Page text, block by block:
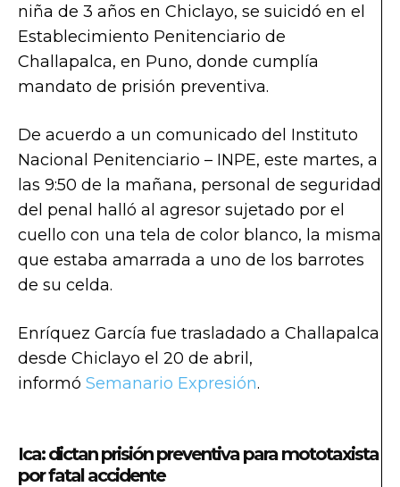
niña de 3 años en Chiclayo, se suicidó en el
Establecimiento Penitenciario de
Challapalca, en Puno, donde cumplía
mandato de prisión preventiva.
De acuerdo a un comunicado del Instituto
Nacional Penitenciario – INPE, este martes, a
las 9:50 de la mañana, personal de seguridad
del penal halló al agresor sujetado por el
cuello con una tela de color blanco, la misma
que estaba amarrada a uno de los barrotes
de su celda.
Enríquez García fue trasladado a Challapalca
desde Chiclayo el 20 de abril,
informó Semanario Expresión.
Ica: dictan prisión preventiva para mototaxista
por fatal accidente